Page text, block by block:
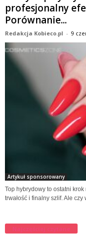
profesjonalny
Porównanie...
Redakcja Kobieco.pl - 9
Artykuł sponsorowany
Top hybrydowy to ostatni
trwałość i finalny szlif. Ale czy
Najczęściej czytane